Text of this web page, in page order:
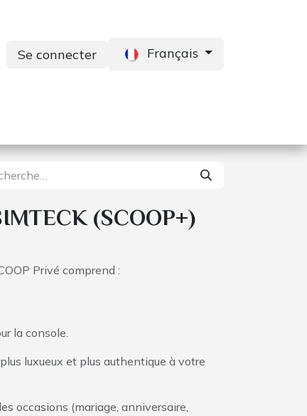
Se connecter Français
(SCOOP+)
Privé comprend :
la console.
luxueux et plus authentique à votre
occasions (mariage, anniversaire,